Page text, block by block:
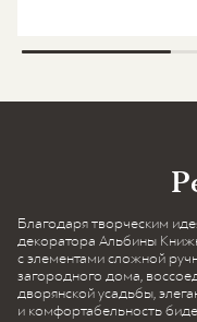
Благодаря творческим
декоратора Альбины
с элементами сложной
загородного дома,
дворянской усадьбы,
и комфортабельность